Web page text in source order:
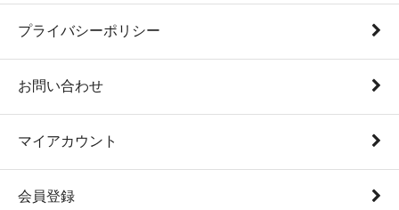
プライバシーポリシー
お問い合わせ
マイアカウント
会員登録